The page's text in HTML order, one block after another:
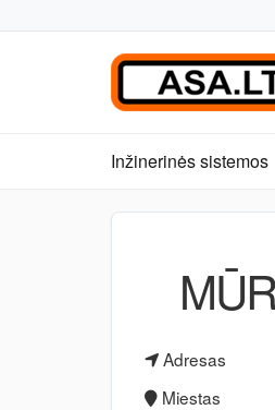
Inžinerinės sistemos
Adresas
Miestas